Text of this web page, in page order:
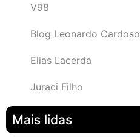
V98
Blog Leonardo Cardoso
Elias Lacerda
Juraci Filho
Mais lidas